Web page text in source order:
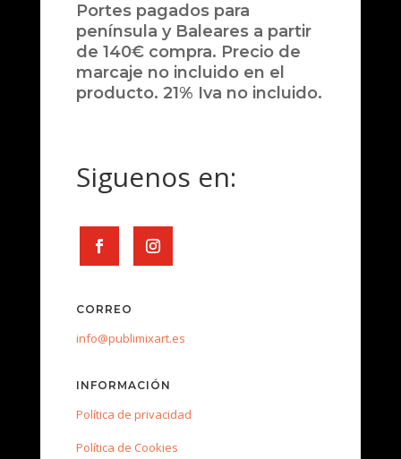
Portes pagados para
península y Baleares a partir
de 140€ compra. Precio de
marcaje no incluido en el
producto. 21% Iva no incluido.
Siguenos en:
CORREO
info@publimixart.es
INFORMACIÓN
Política de privacidad
Política de Cookies